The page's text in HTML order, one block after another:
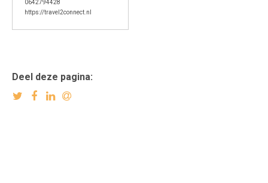
0642794428
https://travel2connect.nl
Deel deze pagina: